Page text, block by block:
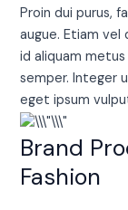
Proin dui purus,
augue. Etiam vel
id aliquam
semper. Integer
eget ipsum
Brand
Fashion